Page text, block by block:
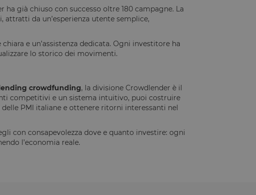
già chiuso con successo oltre 180 campagne. La
da un’esperienza utente semplice,
e un’assistenza dedicata. Ogni investitore ha
lo storico dei movimenti.
crowdfunding, la divisione Crowdlender è il
competitivi e un sistema intuitivo, puoi costruire
PMI italiane e ottenere ritorni interessanti nel
con consapevolezza dove e quanto investire: ogni
l’economia reale.
revocato il consenso per l'uso
del sito di impedire
impostati nel browser degli
Il cookie ha una durata
di ritorno al sito avranno
informazioni che possano